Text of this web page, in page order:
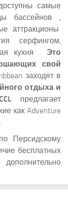
самые
бассейнов ,
аттракционы
серфингом,
кухня . Это
свой
заходят в
отдыха и
предлагает
как Adventure
Персидскому
бесплатных